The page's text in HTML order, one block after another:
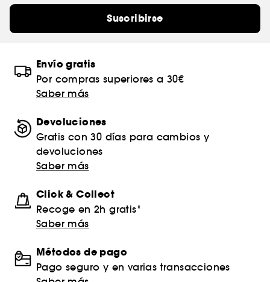
Suscribirse
Envío gratis
Por compras superiores a 30€
Saber más
Devoluciones
Gratis con 30 días para cambios y
devoluciones
Saber más
Click & Collect
Recoge en 2h gratis*
Saber más
Métodos de pago
Pago seguro y en varias transacciones